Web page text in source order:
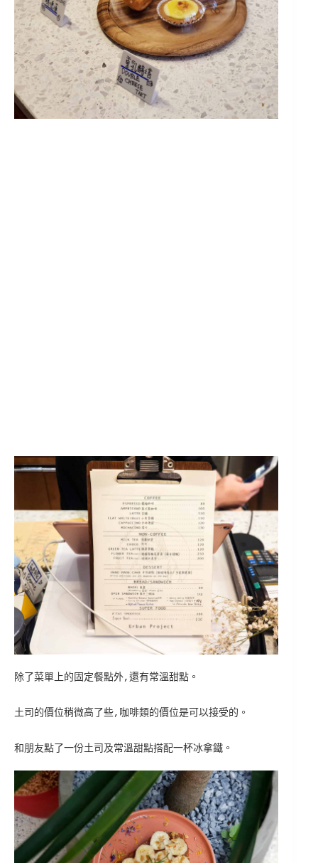
除了菜單上的固定餐點外,還有常溫甜點。
土司的價位稍微高了些,咖啡類的價位是可以接受的。
和朋友點了一份土司及常溫甜點搭配一杯冰拿鐵。